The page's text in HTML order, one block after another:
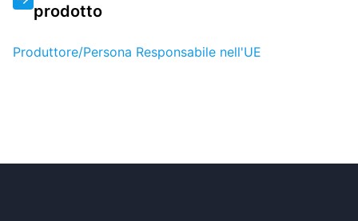
prodotto
Produttore/Persona Responsabile nell'UE